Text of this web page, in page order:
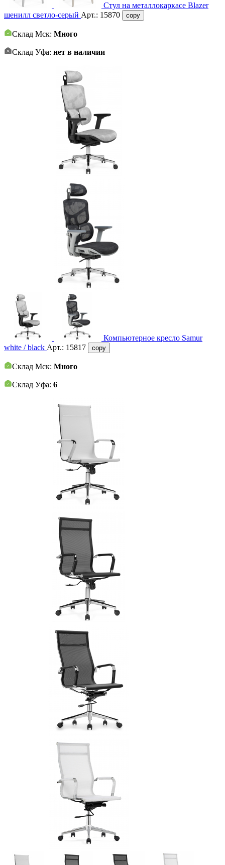
Стул на металлокаркасе Blazer
шенилл светло-серый Арт.: 15870 copy
Склад Мск: Много
Склад Уфа: нет в наличии
Компьютерное кресло Samur
white / black Арт.: 15817 copy
Склад Мск: Много
Склад Уфа: 6